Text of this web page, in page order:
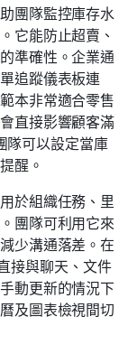
團隊監控庫存水
它能防止超賣、
準確性。企業通
追蹤儀表板連
本非常適合零售
直接影響顧客滿
隊可以設定當庫
醒。
於組織任務、里
團隊可利用它來
少溝通落差。在
接與聊天、文件
動更新的情況下
及圖表檢視間切